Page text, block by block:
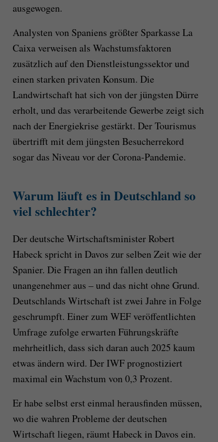
ausgewogen.
Analysten von Spaniens größter Sparkasse La
Caixa verweisen als Wachstumsfaktoren
zusätzlich auf den Dienstleistungssektor und
einen starken privaten Konsum. Die
Landwirtschaft hat sich von der jüngsten Dürre
erholt, und das verarbeitende Gewerbe zeigt sich
nach der Energiekrise gestärkt. Der Tourismus
übertrifft mit dem jüngsten Besucherrekord
sogar das Niveau vor der Corona-Pandemie.
Warum läuft es in Deutschland so
viel schlechter?
Der deutsche Wirtschaftsminister Robert
Habeck spricht in Davos zur selben Zeit wie der
Spanier. Die Fragen an ihn fallen deutlich
unangenehmer aus – und das nicht ohne Grund.
Deutschlands Wirtschaft ist zwei Jahre in Folge
geschrumpft. Einer zum WEF veröffentlichten
Umfrage zufolge erwarten Führungskräfte
mehrheitlich, dass sich daran auch 2025 kaum
etwas ändern wird. Der IWF prognostiziert
maximal ein Wachstum von 0,3 Prozent.
Er habe selbst erst einmal herausfinden müssen,
wo die wahren Probleme der deutschen
Wirtschaft liegen, räumt Habeck in Davos ein.